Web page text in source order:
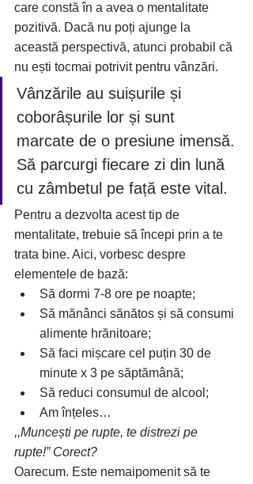
care constă în a avea o mentalitate
pozitivă. Dacă nu poți ajunge la
această perspectivă, atunci probabil că
nu ești tocmai potrivit pentru vânzări.
Vânzările au suișurile și
coborâșurile lor și sunt
marcate de o presiune imensă.
Să parcurgi fiecare zi din lună
cu zâmbetul pe față este vital.
Pentru a dezvolta acest tip de
mentalitate, trebuie să începi prin a te
trata bine. Aici, vorbesc despre
elementele de bază:
Să dormi 7-8 ore pe noapte;
Să mănânci sănătos și să consumi
alimente hrănitoare;
Să faci mișcare cel puțin 30 de
minute x 3 pe săptămână;
Să reduci consumul de alcool;
Am înțeles…
,,Muncești pe rupte, te distrezi pe
rupte!” Corect?
Oarecum. Este nemaipomenit să te